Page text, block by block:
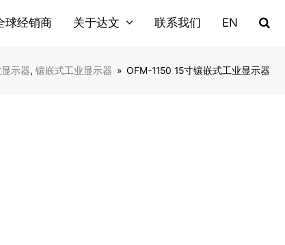
球经销商 关于达文 联系我们 EN
示器, 镶嵌式工业显示器 » OFM-1150 15寸镶嵌式工业显示器